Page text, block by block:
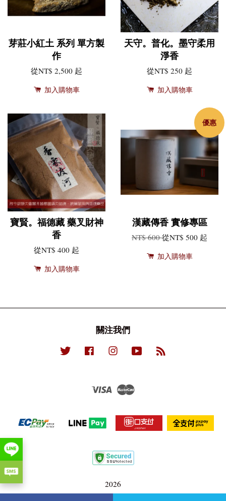
芽莊小紅土 系列 單方製
作
從NT$ 2,500 起
加入購物車
天守。普化。墨守柔用
淨香
從NT$ 250 起
加入購物車
寶賢。福德藏 藥叉財神
香
從NT$ 400 起
加入購物車
優惠
漢藏傳香 實修專區
NT$ 600從NT$ 500 起
加入購物車
關注我們
Twitter Facebook Instagram YouTube
Visa
2026